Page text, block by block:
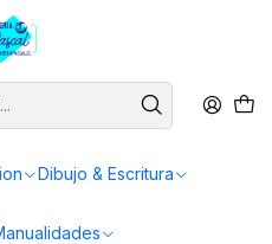
Dibujo & Escritura
slide
300 Gsm - Distintas Medidas